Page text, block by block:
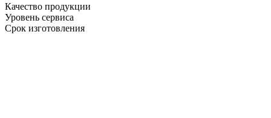
Качество продукции
Уровень сервиса
Срок изготовления